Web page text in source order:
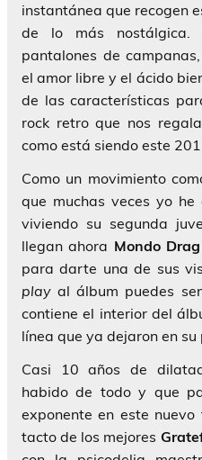
instantánea que recogen
de lo más nostálgica.
pantalones de
el amor libre y el ácido
de las características
rock retro que nos
como está siendo este
Como un movimiento
que muchas veces yo
viviendo su segunda
llegan ahora Mondo Drag
para darte una de sus
play al álbum puedes
contiene el interior del
línea que ya dejaron en
Casi 10 años de
habido de todo y que
exponente en este
tacto de los mejores